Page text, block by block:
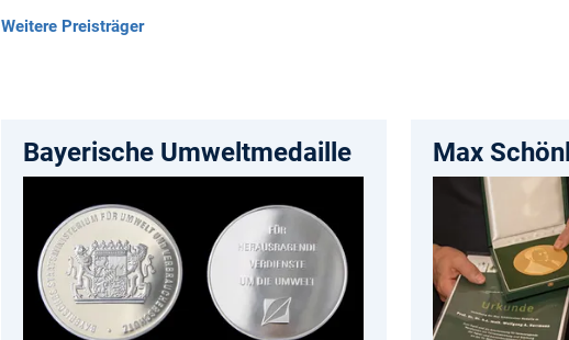
Weitere Preisträger
Bayerische Umweltmedaille Max